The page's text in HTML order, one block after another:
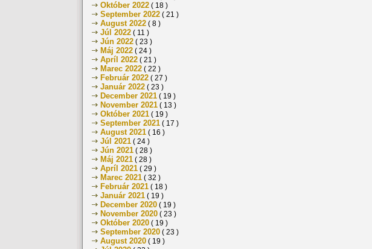
Október 2022 ( 18 )
September 2022 ( 21 )
August 2022 ( 8 )
Júl 2022 ( 11 )
Jún 2022 ( 23 )
Máj 2022 ( 24 )
Apríl 2022 ( 21 )
Marec 2022 ( 22 )
Február 2022 ( 27 )
Január 2022 ( 23 )
December 2021 ( 19 )
November 2021 ( 13 )
Október 2021 ( 19 )
September 2021 ( 17 )
August 2021 ( 16 )
Júl 2021 ( 24 )
Jún 2021 ( 28 )
Máj 2021 ( 28 )
Apríl 2021 ( 29 )
Marec 2021 ( 32 )
Február 2021 ( 18 )
Január 2021 ( 19 )
December 2020 ( 19 )
November 2020 ( 23 )
Október 2020 ( 19 )
September 2020 ( 23 )
August 2020 ( 19 )